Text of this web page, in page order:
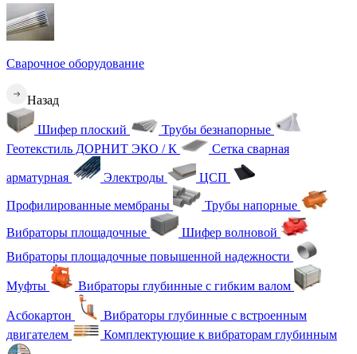
Сварочное оборудование
Назад
Шифер плоский
Трубы безнапорные
Геотекстиль ДОРНИТ ЭКО / К
Сетка сварная
арматурная Электроды ЦСП
Профилированные мембраны
Трубы напорные
Вибраторы площадочные
Шифер волновой
Вибраторы площадочные повышенной надежности
Муфты Вибраторы глубинные с гибким валом
Асбокартон
Вибраторы глубинные с встроенным
двигателем
Комплектующие к вибраторам глубинным